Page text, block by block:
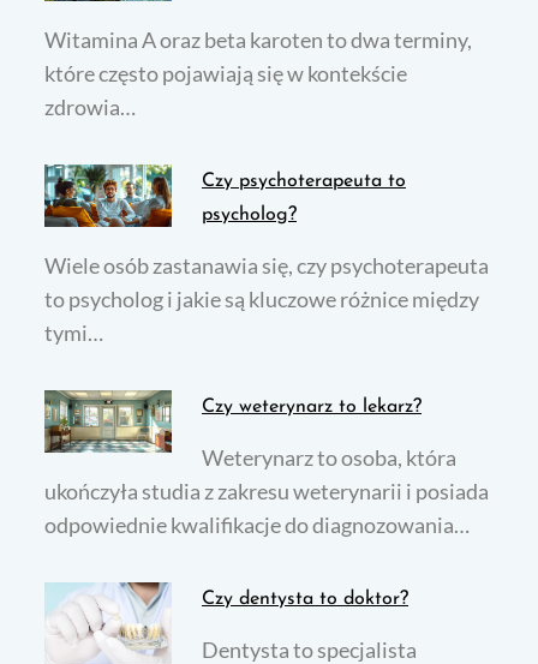
Witamina A oraz beta karoten to dwa terminy,
które często pojawiają się w kontekście
zdrowia…
Czy psychoterapeuta to
psycholog?
Wiele osób zastanawia się, czy psychoterapeuta
to psycholog i jakie są kluczowe różnice między
tymi…
Czy weterynarz to lekarz?
Weterynarz to osoba, która
ukończyła studia z zakresu weterynarii i posiada
odpowiednie kwalifikacje do diagnozowania…
Czy dentysta to doktor?
Dentysta to specjalista